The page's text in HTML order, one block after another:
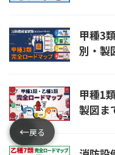
甲種3
別・製
甲種1
製図ま
←戻る
←